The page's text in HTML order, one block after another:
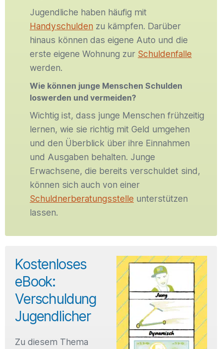
Jugendliche haben häufig mit
Handyschulden zu kämpfen. Darüber
hinaus können das eigene Auto und die
erste eigene Wohnung zur Schuldenfalle
werden.
Wie können junge Menschen Schulden
loswerden und vermeiden?
Wichtig ist, dass junge Menschen frühzeitig
lernen, wie sie richtig mit Geld umgehen
und den Überblick über ihre Einnahmen
und Ausgaben behalten. Junge
Erwachsene, die bereits verschuldet sind,
können sich auch von einer
Schuldnerberatungsstelle unterstützen
lassen.
Kostenloses
eBook:
Verschuldung
Jugendlicher
Zu diesem Thema